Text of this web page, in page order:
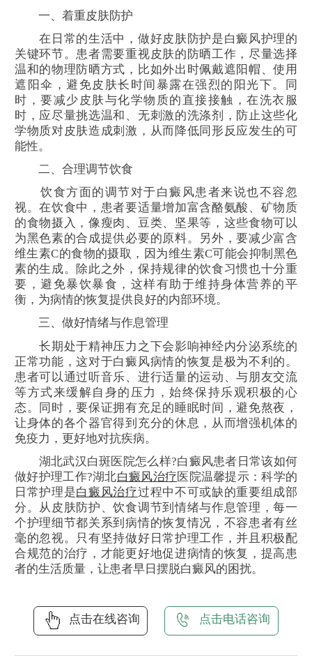
一、着重皮肤防护
在日常的生活中，做好皮肤防护是白癜风护理的
关键环节。患者需要重视皮肤的防晒工作，尽量选择
温和的物理防晒方式，比如外出时佩戴遮阳帽、使用
遮阳伞，避免皮肤长时间暴露在强烈的阳光下。同
时，要减少皮肤与化学物质的直接接触，在洗衣服
时，应尽量挑选温和、无刺激的洗涤剂，防止这些化
学物质对皮肤造成刺激，从而降低同形反应发生的可
能性。
二、合理调节饮食
饮食方面的调节对于白癜风患者来说也不容忽
视。在饮食中，患者要适量增加富含酪氨酸、矿物质
的食物摄入，像瘦肉、豆类、坚果等，这些食物可以
为黑色素的合成提供必要的原料。另外，要减少富含
维生素C的食物的摄取，因为维生素C可能会抑制黑色
素的生成。除此之外，保持规律的饮食习惯也十分重
要，避免暴饮暴食，这样有助于维持身体营养的平
衡，为病情的恢复提供良好的内部环境。
三、做好情绪与作息管理
长期处于精神压力之下会影响神经内分泌系统的
正常功能，这对于白癜风病情的恢复是极为不利的。
患者可以通过听音乐、进行适量的运动、与朋友交流
等方式来缓解自身的压力，始终保持乐观积极的心
态。同时，要保证拥有充足的睡眠时间，避免熬夜，
让身体的各个器官得到充分的休息，从而增强机体的
免疫力，更好地对抗疾病。
湖北武汉白斑医院怎么样?白癜风患者日常该如何
做好护理工作?湖北白癜风治疗医院温馨提示：科学的
日常护理是白癜风治疗过程中不可或缺的重要组成部
分。从皮肤防护、饮食调节到情绪与作息管理，每一
个护理细节都关系到病情的恢复情况，不容患者有丝
毫的忽视。只有坚持做好日常护理工作，并且积极配
合规范的治疗，才能更好地促进病情的恢复，提高患
者的生活质量，让患者早日摆脱白癜风的困扰。
点击在线咨询 点击电话咨询